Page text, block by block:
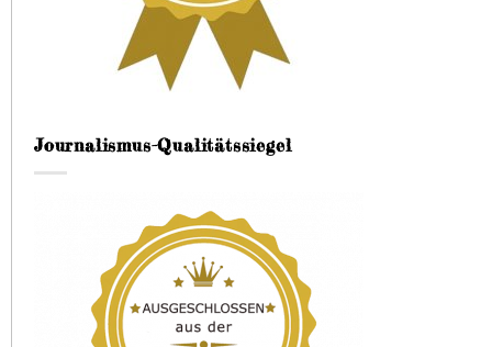
Journalismus-Qualitätssiegel